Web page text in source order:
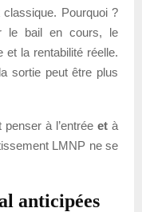
classique. Pourquoi ?
le bail en cours, le
et la rentabilité réelle.
sortie peut être plus
à l’entrée et à
LMNP ne se
anticipées